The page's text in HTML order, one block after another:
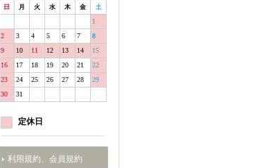
日 月 火 水 木 金 土
1
2
3 4 5 6 7
8
9
10 11 12 13 14
15
16
17 18 19 20 21
22
23
24 25 26 27 28
29
30
31
定休日
利用規約、会員規約